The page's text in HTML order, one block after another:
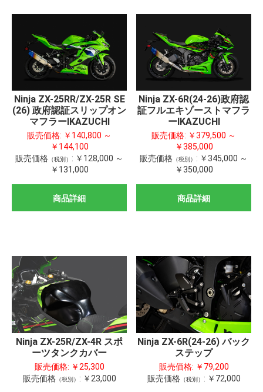
Ninja ZX-25RR/ZX-25R SE
(26) 政府認証スリップオン
マフラーIKAZUCHI
販売価格: ￥140,800 ～
￥144,100
販売価格 （税別） : ￥128,000 ～
￥131,000
商品詳細
Ninja ZX-6R(24-26)政府認
証フルエキゾーストマフラ
ーIKAZUCHI
販売価格: ￥379,500 ～
￥385,000
販売価格 （税別） : ￥345,000 ～
￥350,000
商品詳細
Ninja ZX-25R/ZX-4R スポ
ーツタンクカバー
販売価格: ￥25,300
販売価格（税別） : ￥23,000
Ninja ZX-6R(24-26) バック
ステップ
販売価格: ￥79,200
販売価格（税別） : ￥72,000